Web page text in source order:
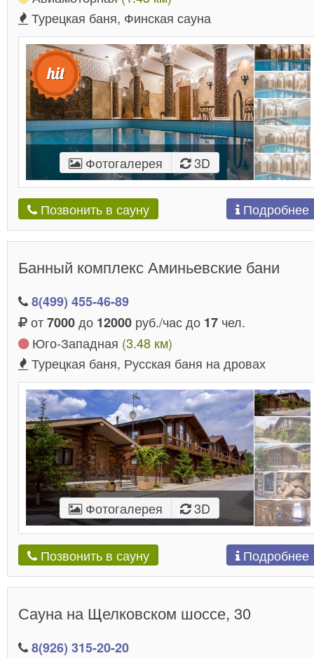
Турецкая баня, Финская сауна
Фотогалерея 3D
Позвонить в сауну Подробнее
Банный комплекс Аминьевские бани
8(499) 455-46-89
от7000до 12000 руб./час до 17 чел.
Юго-Западная (3.48 км)
Турецкая баня, Русская баня на дровах
Фотогалерея 3D
Позвонить в сауну Подробнее
Сауна на Щелковском шоссе, 30
8(926) 315-20-20